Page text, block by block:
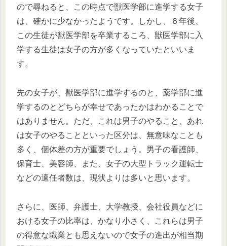
ので尋ねると、この時点で獣医学部に進学する女子
は、確かに少なかったようです。しかし、６年後、
この生徒が獣医学部を卒業するころ、獣医学部に入
学する生徒は女子の方が多くなっていたといいま
す。
先の女子が、獣医学部に進学するのと、薬学部に進
学するのとどちらが幸せであったかはわかることで
はありません。ただ、これは男子のやること、あれ
は女子のやることといった区分は、無意味なことも
多く、個体差の方が重要でしょう。男子の看護師、
保育士、美容師、また、女子の大型トラック運転士
などの適任者数は、現状よりは多いと思います。
さらに、医師、弁護士、大学教授、会社役員などに
おける女子の比率は、かなり小さく、これらは男子
の得意な職業とも思えないので女子の進出が相当期